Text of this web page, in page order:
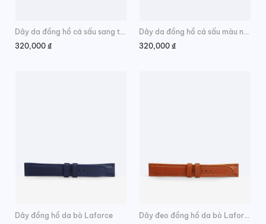
Dây da đồng hồ cá sấu sang trọng
320,000 ₫
320,000 ₫
Dây đồng hồ da bò Laforce
Dây đeo đồng hồ da bò Laforce